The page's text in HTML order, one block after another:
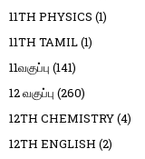
11TH PHYSICS (1)
11TH TAMIL(1)
11வகுப்பு (141)
12 வகுப்பு (260)
12TH CHEMISTRY(4)
12TH ENGLISH (2)